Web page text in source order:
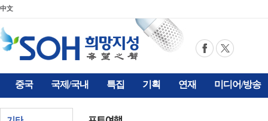
中文
중국 국제/국내 특집 기획 연재 미디어/방송